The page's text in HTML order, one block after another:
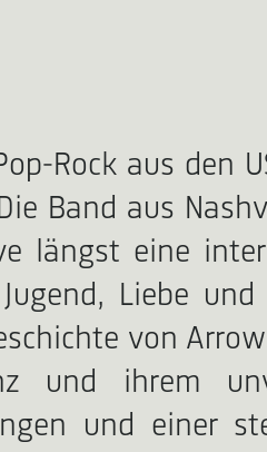
Rock aus den
Band aus
längst eine
Liebe
von
und ihrem
und einer